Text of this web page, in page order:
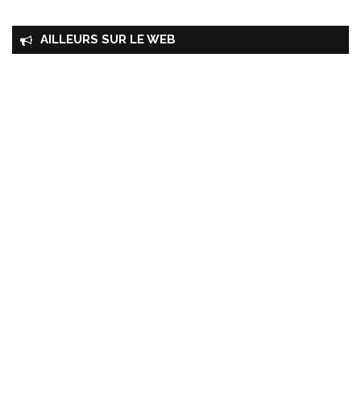
AILLEURS SUR LE WEB